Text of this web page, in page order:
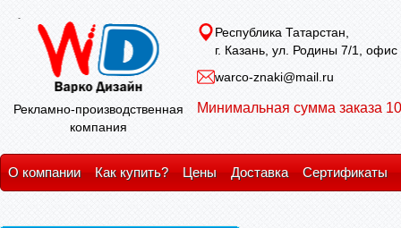
Рекламно-производственная
компания
Республика Татарстан,
г. Казань, ул. Родины 7/1, офис
warco-znaki@mail.ru
Минимальная сумма заказа
О компании Как купить? Цены Доставка Сертификаты